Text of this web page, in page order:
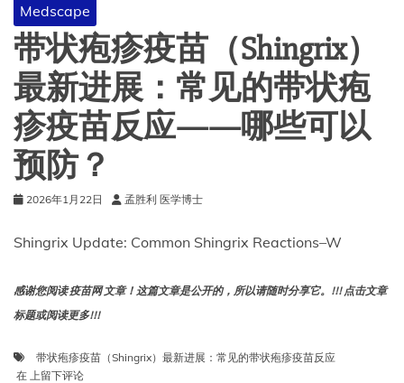
龄
化
Medscape
带状疱疹疫苗（Shingrix）
最新进展：常见的带状疱
疹疫苗反应——哪些可以
预防？
2026年1月22日 孟胜利 医学博士
Shingrix Update: Common Shingrix Reactions–W
感谢您阅读 疫苗网 文章！这篇文章是公开的，所以请随时分享它。!!! 点击文章
标题或阅读更多!!!
带状疱疹疫苗（Shingrix）最新进展：常见的带状疱疹疫苗反应
在 带
上留下评论